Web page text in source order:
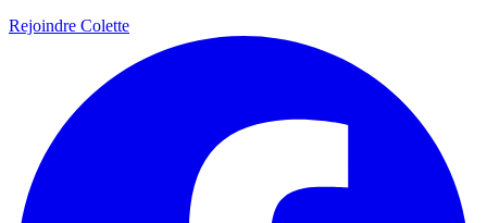
Rejoindre Colette